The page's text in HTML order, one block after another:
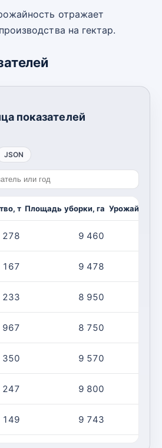
отражает
на гектар.
показателей
JSON
т Площадь уборки, га
278 9 460
167 9 478
233 8 950
967 8 750
350 9 570
247 9 800
149 9 743